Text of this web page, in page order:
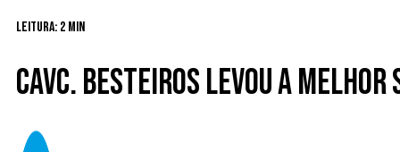
Leitura: 2 min
CAVC. Besteiros levou a